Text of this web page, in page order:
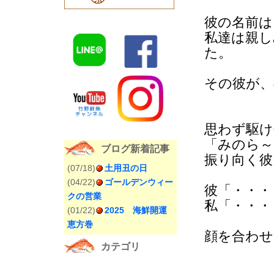
ブログ新着記事
(07/18)
土用丑の日
(04/22)
ゴールデンウィー
クの営業
(01/22)
2025 海鮮開運
恵方巻
カテゴリ
彼の名前
私達は親
た。
その彼が
思わず駆
「みのら
振り向く
彼「・・
私「・・
顔を合わ